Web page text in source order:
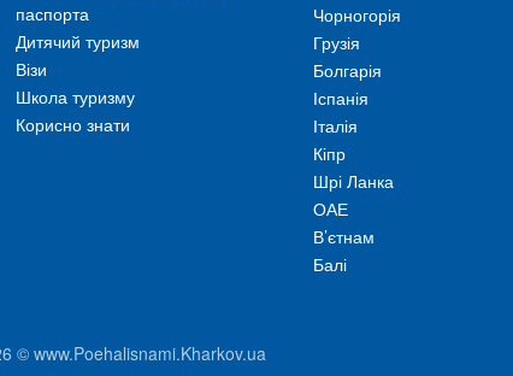
паспорта
Дитячий туризм
Візи
Школа туризму
Корисно знати
Чорногорія
Грузія
Болгарія
Іспанія
Італія
Кіпр
Шрі Ланка
ОАЕ
В’єтнам
Балі
© www.Poehalisnami.Kharkov.ua